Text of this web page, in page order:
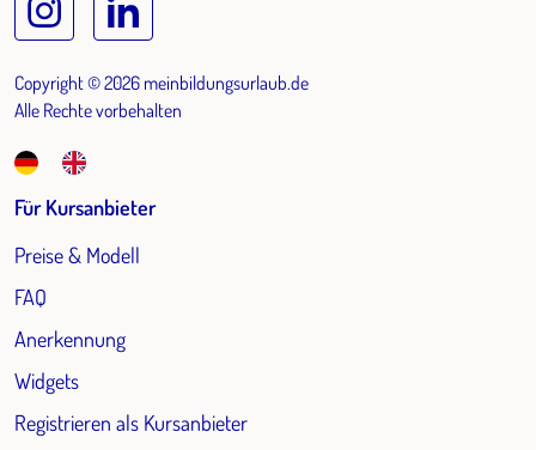
Copyright © 2026 meinbildungsurlaub.de
Alle Rechte vorbehalten
Für Kursanbieter
Preise & Modell
FAQ
Anerkennung
Widgets
Registrieren als Kursanbieter